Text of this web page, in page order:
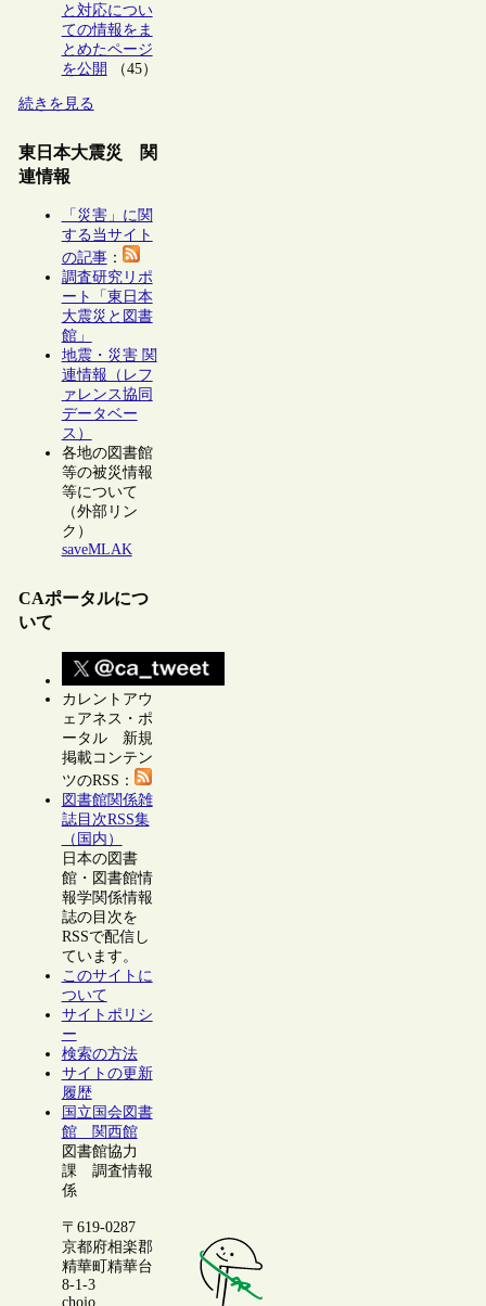
と対応につい
ての情報をま
とめたページ
を公開
（45）
続きを見る
東日本大震災 関
連情報
「災害」に関
する当サイト
の記事：
調査研究リポ
ート「東日本
大震災と図書
館」
地震・災害 関
連情報（レフ
ァレンス協同
データベー
ス）
各地の図書館
等の被災情報
等について
（外部リン
ク）
saveMLAK
CAポータルにつ
いて
カレントアウ
ェアネス・ポ
ータル 新規
掲載コンテン
ツのRSS：
図書館関係雑
誌目次RSS集
（国内）
日本の図書
館・図書館情
報学関係情報
誌の目次を
RSSで配信し
ています。
このサイトに
ついて
サイトポリシ
ー
検索の方法
サイトの更新
履歴
国立国会図書
館 関西館
図書館協力
課 調査情報
係
〒619-0287
京都府相楽郡
精華町精華台
8-1-3
chojo